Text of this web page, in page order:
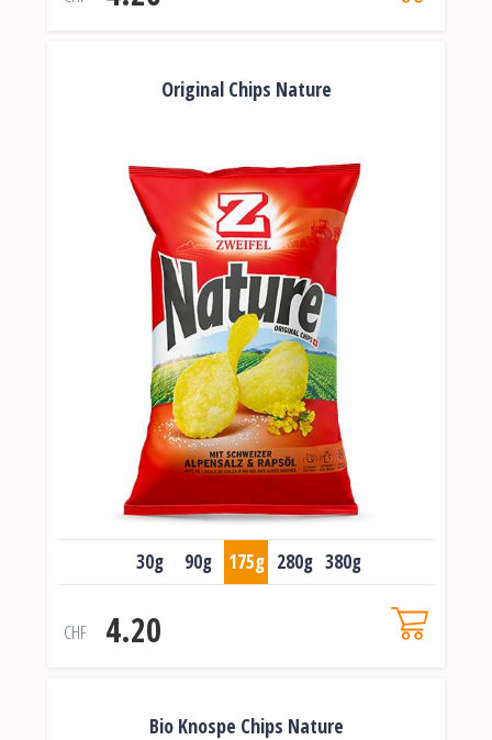
Original Chips Nature
30g 90g 175g 280g 380g
CHF 4.20
Bio Knospe Chips Nature